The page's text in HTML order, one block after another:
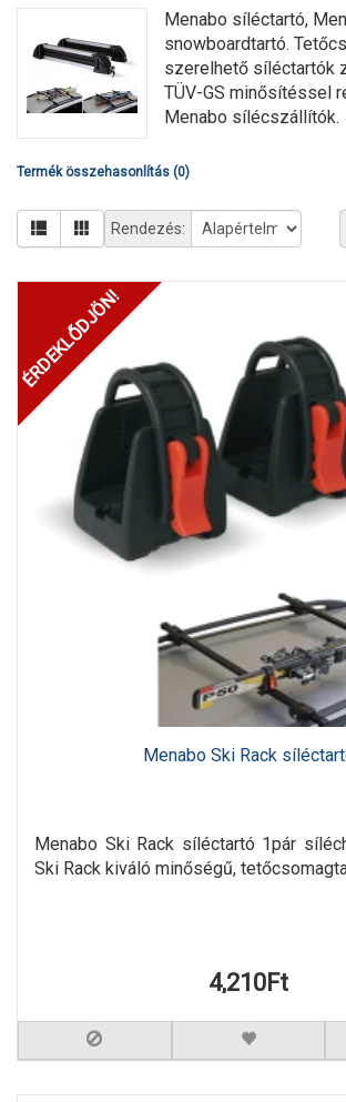
Menabo síléctartó,
snowboardtartó.
szerelhető síléctartók
TÜV-GS minősítéssel
Menabo sílécszállítók.
Termék összehasonlítás (0)
Rendezés:
ÉRDEKLŐDJÖN!
Menabo Ski Rack
Menabo Ski Rack síléctartó 1pár
Ski Rack kiváló minőségű,
4,210Ft